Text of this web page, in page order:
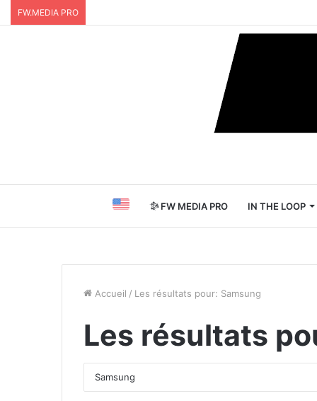
FW.MEDIA PRO
FW MEDIA PRO IN THE LOOP
Accueil / Les résultats pour: Samsung
Les résultats